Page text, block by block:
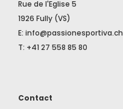
Rue de l'Eglise 5
1926 Fully (VS)
E: info@passionesportiva.ch
T: +41 27 558 85 80
Contact